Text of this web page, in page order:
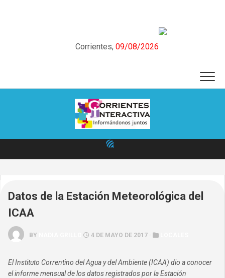
Corrientes, 09/08/2026
Datos de la Estación Meteorológica del
ICAA
BY 4 DE MAYO DE 2017 ·
El Instituto Correntino del Agua y del Ambiente (ICAA) dio a conocer
el informe mensual de los datos registrados por la Estación